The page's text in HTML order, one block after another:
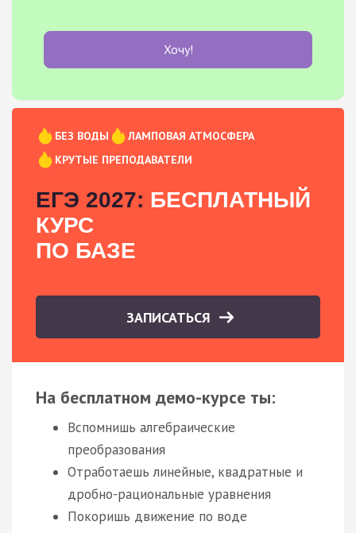
Хочу!
БЕЗ ВОДЫ
ЛАМПОВАЯ АТМОСФЕРА
КРУТЫЕ ПРЕПОДАВАТЕЛИ
ЕГЭ 2027: БЕСПЛАТНЫЙ
КУРС
ПО БАЗЕ
ЗАПИСАТЬСЯ
На бесплатном демо-курсе ты:
Вспомнишь алгебраические
преобразования
Отработаешь линейные, квадратные и
дробно-рациональные уравнения
Покоришь движение по воде